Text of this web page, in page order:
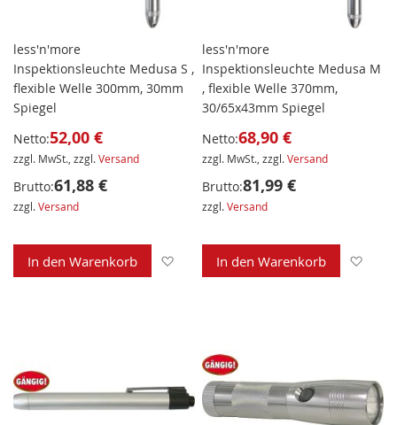
less'n'more
Inspektionsleuchte Medusa S ,
flexible Welle 300mm, 30mm
Spiegel
Netto:52,00 €
zzgl. MwSt., zzgl.Versand
Brutto:61,88 €
zzgl.Versand
In den Warenkorb Zur Wunschliste hinzufügen
less'n'more
Inspektionsleuchte Medusa M
, flexible Welle 370mm,
30/65x43mm Spiegel
Netto:68,90 €
zzgl. MwSt., zzgl.Versand
Brutto:81,99 €
zzgl.Versand
In den Warenkorb